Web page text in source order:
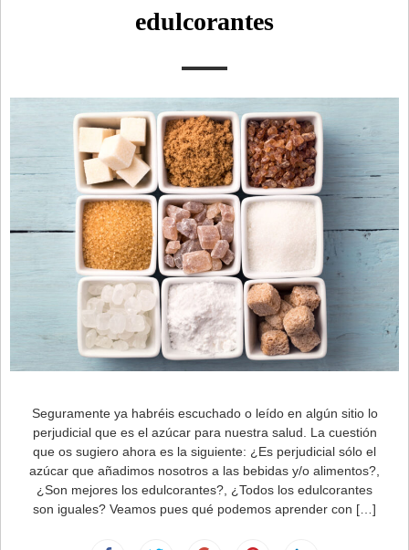
edulcorantes
Seguramente ya habréis escuchado o leído en algún sitio lo
perjudicial que es el azúcar para nuestra salud. La cuestión
que os sugiero ahora es la siguiente: ¿Es perjudicial sólo el
azúcar que añadimos nosotros a las bebidas y/o alimentos?,
¿Son mejores los edulcorantes?, ¿Todos los edulcorantes
son iguales? Veamos pues qué podemos aprender con […]